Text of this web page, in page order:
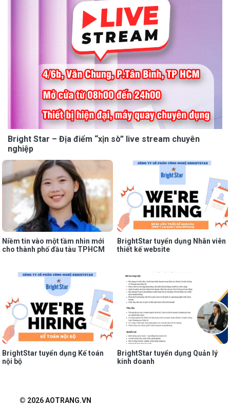
Bright Star – Địa điểm “xịn sò” live stream chuyên
nghiệp
Niềm tin vào một tầm nhìn mới
cho thành phố đầu tàu TPHCM
BrightStar tuyển dụng Nhân viên
thiết kế website
BrightStar tuyển dụng Kế toán
nội bộ
BrightStar tuyển dụng Quản lý
kinh doanh
© 2026 AOTRANG.VN